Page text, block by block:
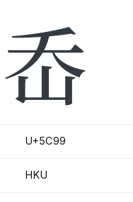
岙
U+5C99
HKU